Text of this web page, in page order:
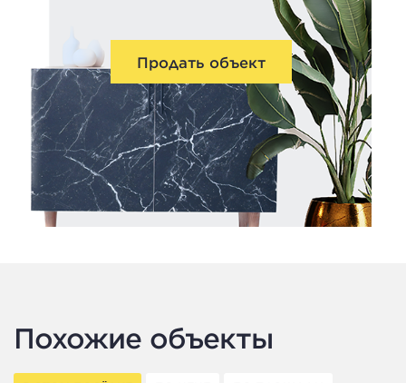
Продать объект
Похожие объекты